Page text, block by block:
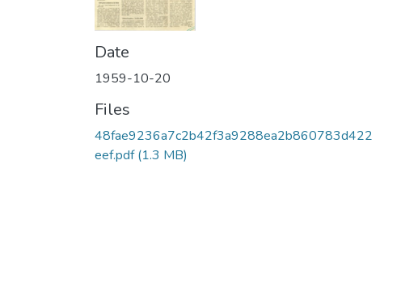
Date
1959-10-20
Files
48fae9236a7c2b42f3a9288ea2b860783d422
eef.pdf(1.3 MB)